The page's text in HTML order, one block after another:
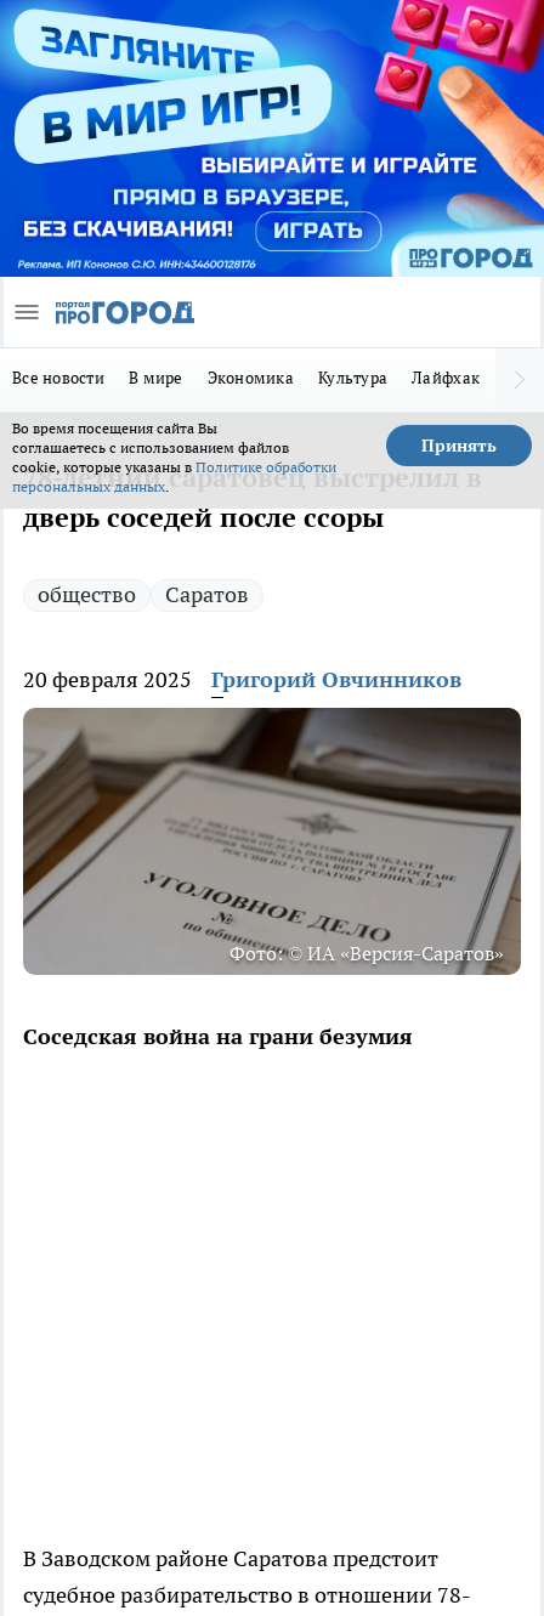
Все новости В мире Экономика Культура Лайфхак
Во время посещения сайта Вы
соглашаетесь с использованием файлов
cookie, которые указаны в Политике обработки
персональных данных.
Принять
78-летний саратовец выстрелил в
дверь соседей после ссоры
общество Саратов
20 февраля 2025 Григорий Овчинников
Фото: © ИА «Версия-Саратов»
Соседская война на грани безумия
В Заводском районе Саратова предстоит
судебное разбирательство в отношении 78-